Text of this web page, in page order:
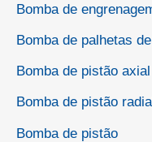
Bomba de
Bomba de palhetas
Bomba de pistão axial
Bomba de pistão radial
Bomba de pistão